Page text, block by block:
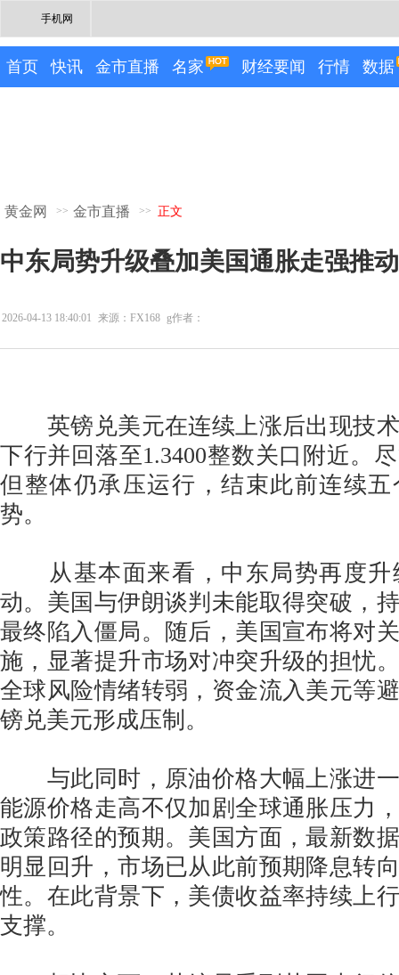
手机网
首页 快讯 金市直播 名家 财经要闻 行情 数据
黄金网 >> 金市直播 >> 正文
中东局势升级叠加美国通胀走强推
2026-04-13 18:40:01 来源：FX168 g作者：
英镑兑美元在连续上涨后出现技术
下行并回落至1.3400整数关口附近。
但整体仍承压运行，结束此前连续
势。
从基本面来看，中东局势再度升
动。美国与伊朗谈判未能取得突破，
最终陷入僵局。随后，美国宣布将对
施，显著提升市场对冲突升级的担忧
全球风险情绪转弱，资金流入美元等
镑兑美元形成压制。
与此同时，原油价格大幅上涨进一
能源价格走高不仅加剧全球通胀压力
政策路径的预期。美国方面，最新数
明显回升，市场已从此前预期降息转
性。在此背景下，美债收益率持续上
支撑。